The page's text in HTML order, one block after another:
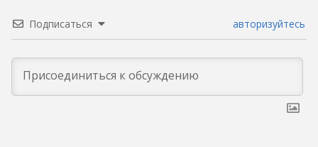
Подписаться авторизуйтесь